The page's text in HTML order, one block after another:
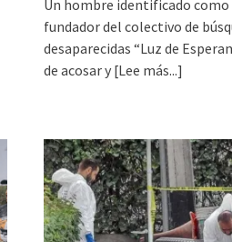
Un hombre identificado
fundador del colectivo de
desaparecidas “Luz de
de acosar y [Lee más...]